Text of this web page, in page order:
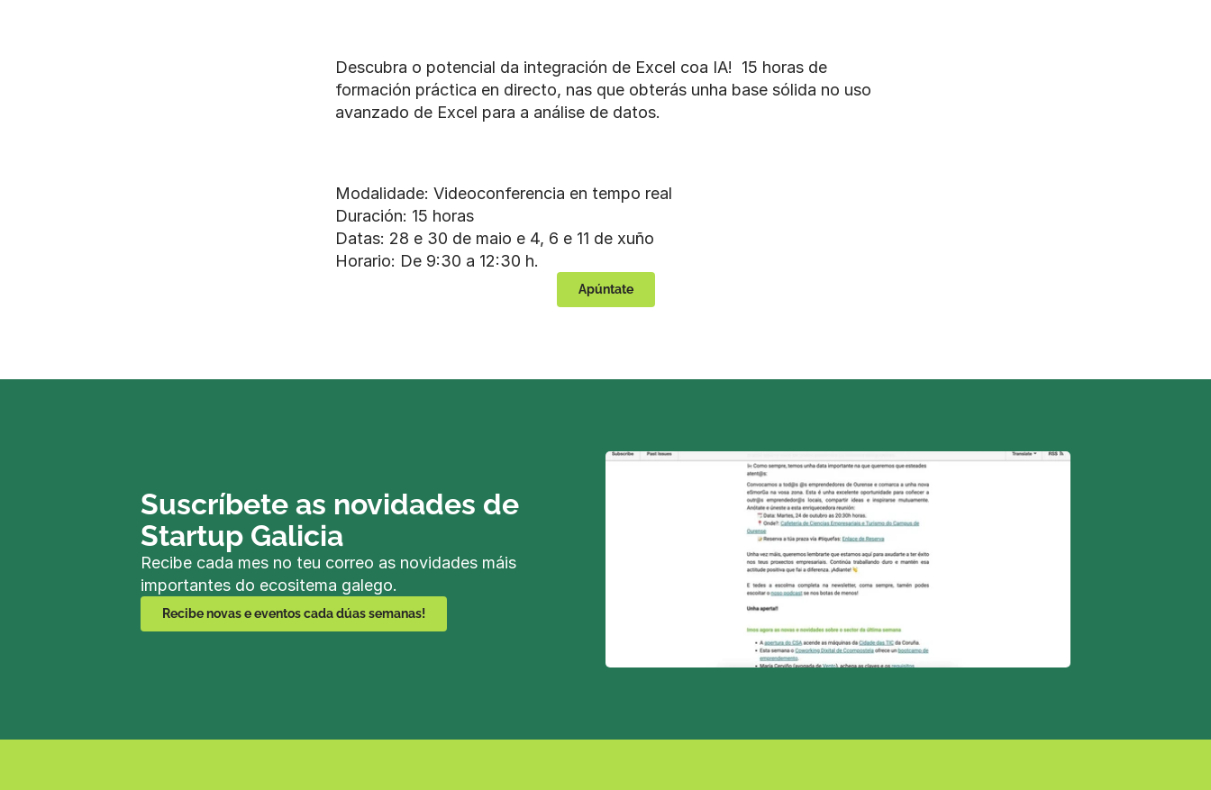
Descubra o potencial da integración de Excel coa IA!  15 horas de
formación práctica en directo, nas que obterás unha base sólida no uso
avanzado de Excel para a análise de datos.
Modalidade: Videoconferencia en tempo real
Duración: 15 horas
Datas: 28 e 30 de maio e 4, 6 e 11 de xuño
Horario: De 9:30 a 12:30 h.
Apúntate
Suscríbete as novidades de
Startup Galicia
Recibe cada mes no teu correo as novidades máis
importantes do ecositema galego.
Recibe novas e eventos cada dúas semanas!